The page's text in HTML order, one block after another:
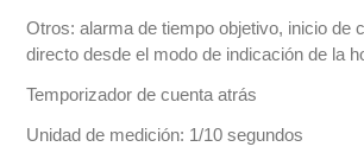
Otros: alarma de tiempo objetivo, inicio de
directo desde el modo de indicación de la
Temporizador de cuenta atrás
Unidad de medición: 1/10 segundos